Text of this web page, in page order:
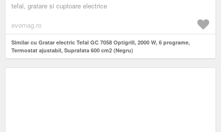
tefal, gratare si cuptoare electrice
evomag.ro
Similar cu Gratar electric Tefal GC 7058 Optigrill, 2000 W, 6 programe,
Termostat ajustabil, Suprafata 600 cm2 (Negru)